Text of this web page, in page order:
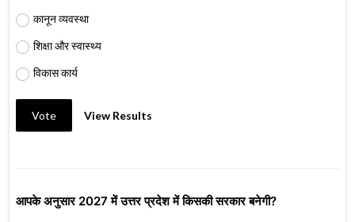
कानून व्यवस्था
शिक्षा और स्वास्थ्य
विकास कार्य
Vote View Results
आपके अनुसार 2027 में उत्तर प्रदेश में किसकी सरकार बनेगी?